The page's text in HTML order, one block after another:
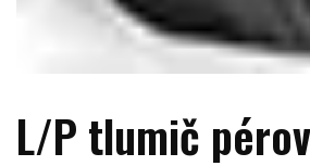
L/P tlumič